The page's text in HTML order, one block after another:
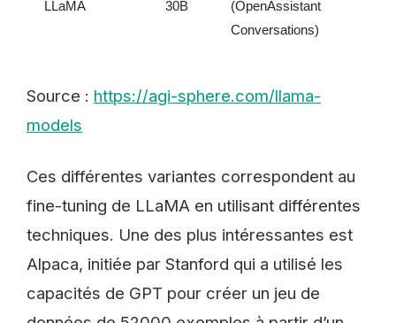
LLaMA 30B
(OpenAssistant
Conversations)
Source : https://agi-sphere.com/llama-
models
Ces différentes variantes correspondent au
fine-tuning de LLaMA en utilisant différentes
techniques. Une des plus intéressantes est
Alpaca, initiée par Stanford qui a utilisé les
capacités de GPT pour créer un jeu de